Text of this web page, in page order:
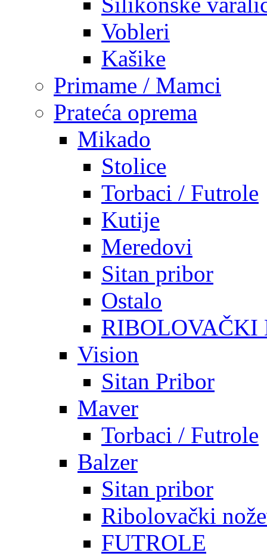
Vobleri
Kašike
Primame / Mamci
Prateća oprema
Mikado
Stolice
Torbaci / Futrole
Kutije
Meredovi
Sitan pribor
Ostalo
RIBOLOVAČKI
Vision
Sitan Pribor
Maver
Torbaci / Futrole
Balzer
Sitan pribor
Ribolovački
FUTROLE